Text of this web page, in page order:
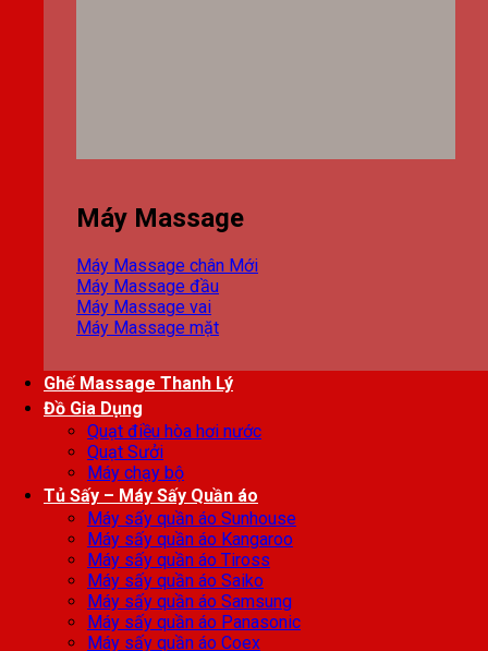
Máy Massage
Máy Massage chân
Máy Massage đầu
Máy Massage vai
Máy Massage mặt
Ghế Massage Thanh Lý
Đồ Gia Dụng
Quạt điều hòa hơi nước
Quạt Sưởi
Máy chạy bộ
Tủ Sấy – Máy Sấy Quần áo
Máy sấy quần áo Sunhouse
Máy sấy quần áo Kangaroo
Máy sấy quần áo Tiross
Máy sấy quần áo Saiko
Máy sấy quần áo Samsung
Máy sấy quần áo Panasonic
Máy sấy quần áo Coex